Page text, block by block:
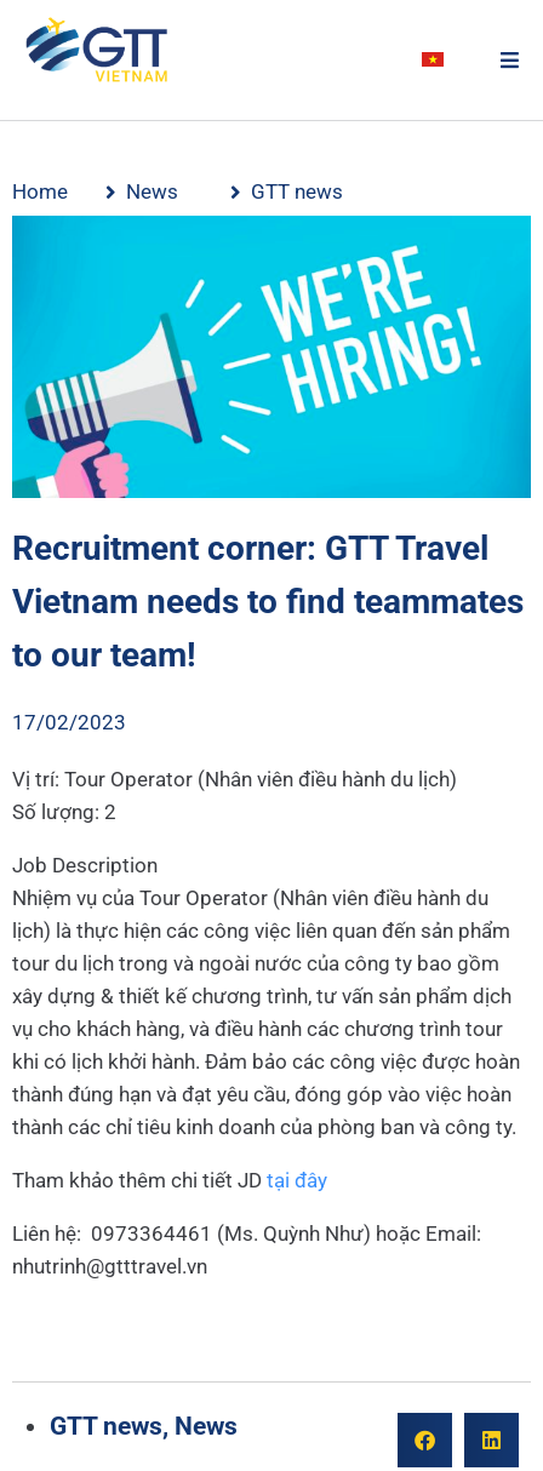
Home News GTT news
Recruitment corner: GTT Travel
Vietnam needs to find teammates
to our team!
17/02/2023
Vị trí: Tour Operator (Nhân viên điều hành du lịch)
Số lượng: 2
Job Description
Nhiệm vụ của Tour Operator (Nhân viên điều hành du
lịch) là thực hiện các công việc liên quan đến sản phẩm
tour du lịch trong và ngoài nước của công ty bao gồm
xây dựng & thiết kế chương trình, tư vấn sản phẩm dịch
vụ cho khách hàng, và điều hành các chương trình tour
khi có lịch khởi hành. Đảm bảo các công việc được hoàn
thành đúng hạn và đạt yêu cầu, đóng góp vào việc hoàn
thành các chỉ tiêu kinh doanh của phòng ban và công ty.
Tham khảo thêm chi tiết JD tại đây
Liên hệ: 0973364461 (Ms. Quỳnh Như) hoặc Email:
nhutrinh@gtttravel.vn
GTT news, News